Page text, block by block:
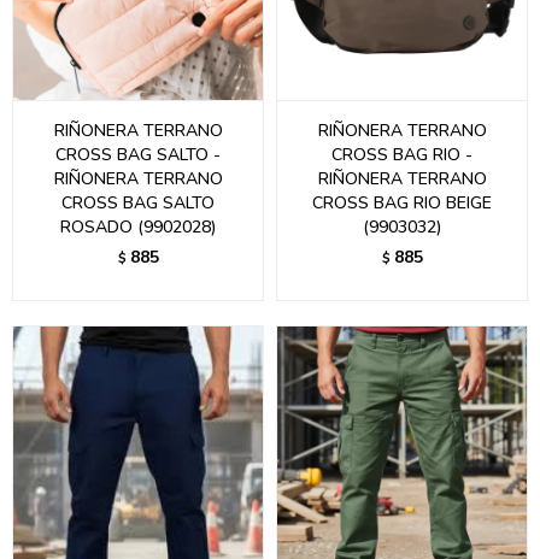
RIÑONERA TERRANO
CROSS BAG SALTO -
RIÑONERA TERRANO
CROSS BAG SALTO
ROSADO (9902028)
$ 885
RIÑONERA TERRANO
CROSS BAG RIO -
RIÑONERA TERRANO
CROSS BAG RIO BEIGE
(9903032)
$ 885